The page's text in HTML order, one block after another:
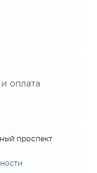
оплата
проспект